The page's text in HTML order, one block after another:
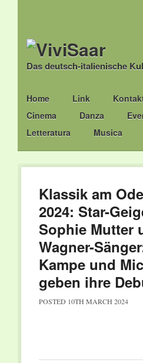
Das deutsch-italienische
Main menu
Skip
to
content
Home Link
Cinema
Danza
Letteratura
Musica
Klassik am
2024: Star-
Sophie Mutter
Wagner-
Kampe und
geben ihre
POSTED 10TH MARCH 2024